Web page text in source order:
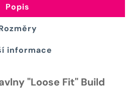
Popis
informace
"Loose Fit" Build